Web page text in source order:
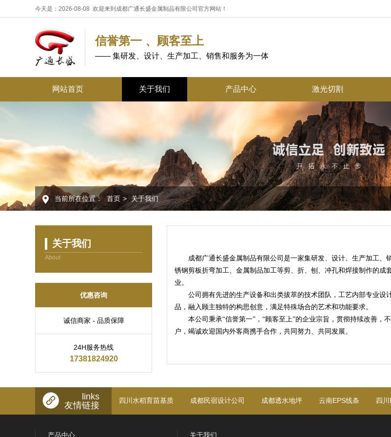
今天是：2026-08-08 欢迎来到成都广通长盛金属制品有限公司官方网站！
信誉第一 、顾客至上
—— 集研发、设计、生产加工、销售和服务为一体
网站首页 关于我们 产品中心
酒店不锈钢精品
不锈钢花盆系列
激光切割
折弯加工
当前所在位置： 首页 > 关于我们
关于我们
About
优惠咨询
诚信商家 - 品质保障
24H服务热线
17381824920
成都广通长盛金属制品有限公司是一家集研发、设计、生产加工
锈钢剪板折弯加工、金属制品加工等剪、折、刨、冲孔和焊接制作的
业。
公司拥有先进的生产设备和出类拔萃的技术团队，工艺内部专业
品，融入顾主独特的构思创意，满足特殊场合的艺术和功能要求。
本公司秉承“信誉第一”，“顾客至上”的企业宗旨，贯彻持续改善
户，竭诚欢迎国内外客商携手合作，共同努力、共同发展。
links
友情链接
四川水稻育苗基质 成都民宿设计公司 成都透水地坪 云南EPS线条 四川
产品中心 关于我们